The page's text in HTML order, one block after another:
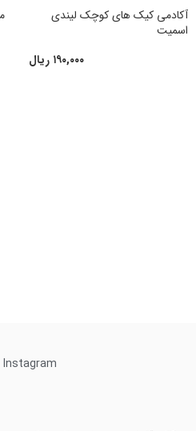
آکادمی کیک های کوچک لیندی
اسمیت
۱۹۰,۰۰۰ ریال
Instagram